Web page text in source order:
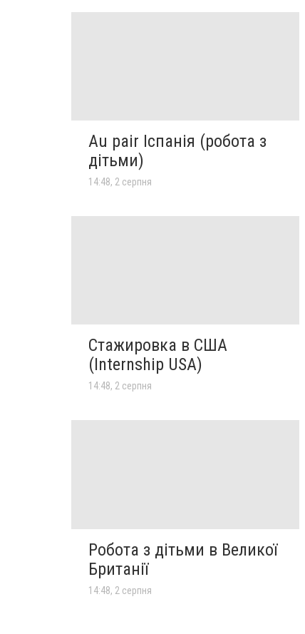
Au pair Іспанія (робота з
дітьми)
14:48, 2 серпня
Стажировка в США
(Internship USA)
14:48, 2 серпня
Робота з дітьми в Великої
Британії
14:48, 2 серпня